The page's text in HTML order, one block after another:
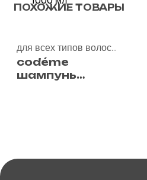
ПОХОЖИЕ ТОВАРЫ
для всех типов волос
1000 мл
сodéme
шампунь